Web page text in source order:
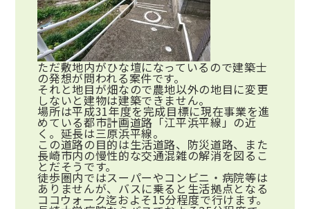
ただ敷地内がひな壇になっているので建築士
の発想が問われる案件です。
それと地目が畑なので農地以外の地目に変更
しないと建物は建築できません。
場所は平成31年度を完成目標に現在事業を進
めている都市計画道路「江平浜平線」の近
く。延長は三原浜平線。
この道路の目的は生活道路、防災道路、また
長崎市内の慢性的な交通混雑の解消を図るこ
とだそうです。
徒歩圏内ではスーパーやコンビニ・病院等は
ありませんが、バスに乗ると生活拠点となる
ココウォーク迄およそ15分程度で行けます。